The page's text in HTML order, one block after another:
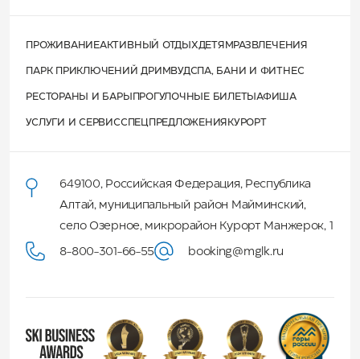
ПРОЖИВАНИЕАКТИВНЫЙ ОТДЫХДЕТЯМ РАЗВЛЕЧЕНИЯ
ПАРК ПРИКЛЮЧЕНИЙ ДРИМВУД СПА, БАНИ И ФИТНЕС
РЕСТОРАНЫ И БАРЫ ПРОГУЛОЧНЫЕ БИЛЕТЫАФИША
УСЛУГИ И СЕРВИССПЕЦПРЕДЛОЖЕНИЯ КУРОРТ
649100, Российская Федерация, Республика
Алтай, муниципальный район Майминский,
село Озерное, микрорайон Курорт Манжерок, 1
8-800-301-66-55 booking@mglk.ru